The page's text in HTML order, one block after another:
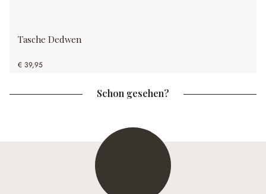
Tasche Dedwen
€ 39,95
Schon gesehen?